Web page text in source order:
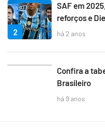
2
SAF em
reforços e
há 2 anos
Confira a
Brasileiro
há 9 anos